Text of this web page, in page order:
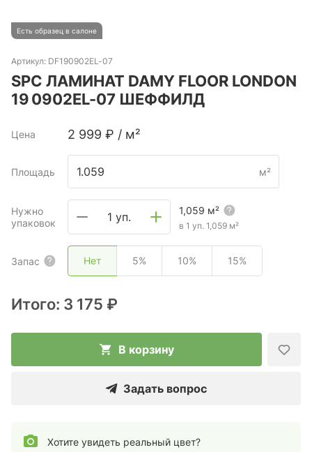
Есть образец в салоне
Артикул: DF190902EL-07
SPC ЛАМИНАТ DAMY FLOOR LONDON
19 0902EL-07 ШЕФФИЛД
Цена 2 999 ₽ / м²
Площадь м²
Нужно
упаковок
1 уп. 1,059 м²
в 1 уп. 1,059 м²
Запас Нет 5% 10% 15%
Итого: 3 175 ₽
В корзину
Задать вопрос
Хотите увидеть реальный цвет?